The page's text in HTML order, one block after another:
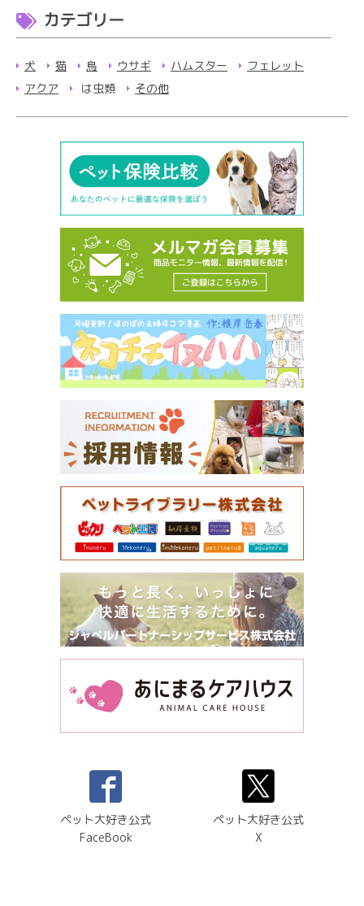
カテゴリー
犬 猫 鳥 ウサギ ハムスター
フェレット
アクア
は虫類 その他
ペット大好き公式
FaceBook
ペット大好き公式
X